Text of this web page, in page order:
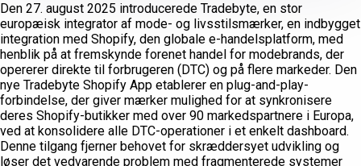
Den 27. august 2025 introducerede Tradebyte, en stor
europæisk integrator af mode- og livsstilsmærker, en indbygget
integration med Shopify, den globale e-handelsplatform, med
henblik på at fremskynde forenet handel for modebrands, der
opererer direkte til forbrugeren (DTC) og på flere markeder. Den
nye Tradebyte Shopify App etablerer en plug-and-play-
forbindelse, der giver mærker mulighed for at synkronisere
deres Shopify-butikker med over 90 markedspartnere i Europa,
ved at konsolidere alle DTC-operationer i et enkelt dashboard.
Denne tilgang fjerner behovet for skræddersyet udvikling og
løser det vedvarende problem med fragmenterede systemer